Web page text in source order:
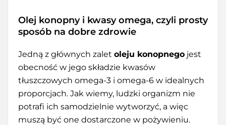
Olej konopny i kwasy omega, czyli prosty
sposób na dobre zdrowie
Jedną z głównych zalet oleju konopnego jest
obecność w jego składzie kwasów
tłuszczowych omega-3 i omega-6 w idealnych
proporcjach. Jak wiemy, ludzki organizm nie
potrafi ich samodzielnie wytworzyć, a więc
muszą być one dostarczone w pożywieniu.